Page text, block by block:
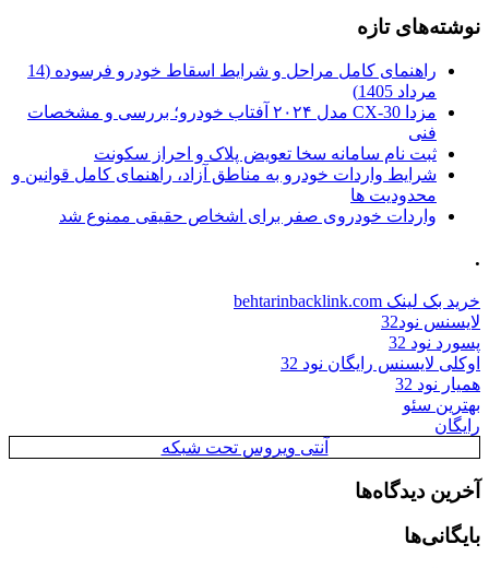
نوشته‌های تازه
راهنمای کامل مراحل و شرایط اسقاط خودرو فرسوده (14
مرداد 1405)
مزدا CX-30 مدل ۲۰۲۴ آفتاب خودرو؛ بررسی و مشخصات
فنی
ثبت نام سامانه سخا تعویض پلاک و احراز سکونت
شرایط واردات خودرو به مناطق آزاد، راهنمای کامل قوانین و
محدودیت ها
واردات خودروی صفر برای اشخاص حقیقی ممنوع شد
.
خرید بک لینک behtarinbacklink.com
لایسنس نود32
پسورد نود 32
اوکلی لایسنس رایگان نود 32
همیار نود 32
بهترین سئو
رایگان
آنتی ویروس تحت شبکه
آخرین دیدگاه‌ها
بایگانی‌ها